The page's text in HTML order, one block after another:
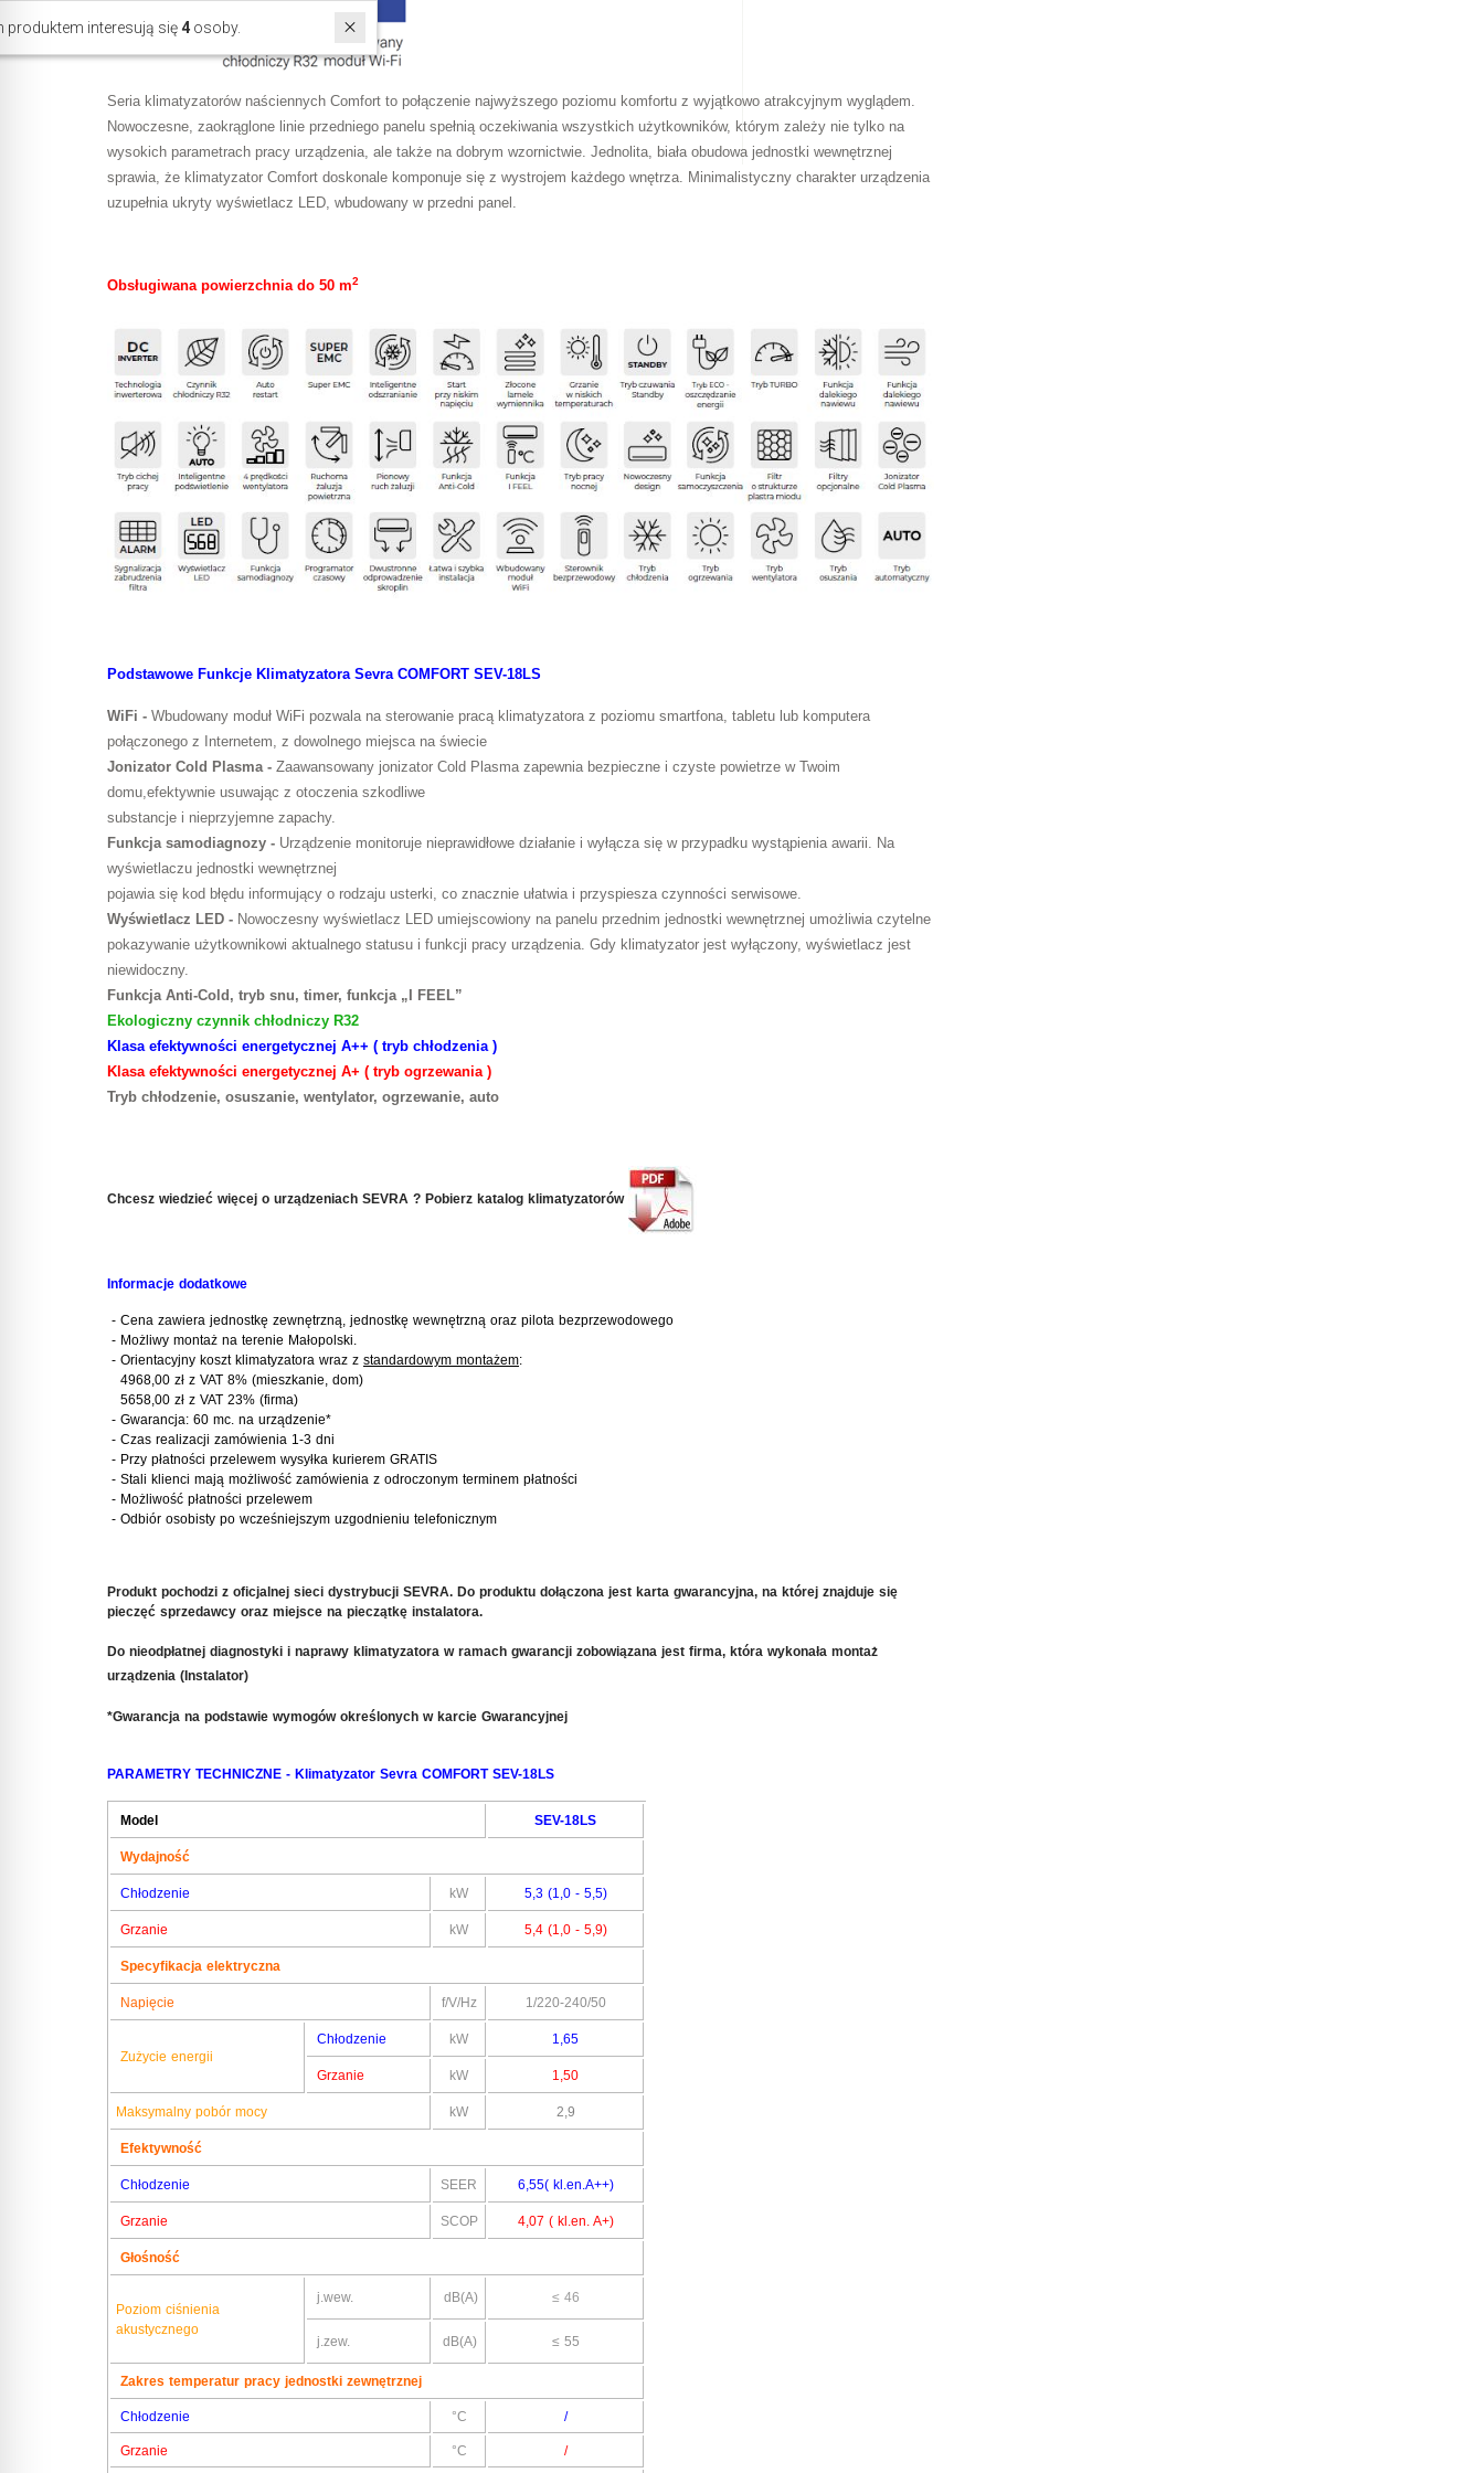
Seria klimatyzatorów naściennych Comfort to połączenie najwyższego poziomu komfortu z wyjątkowo atrakcyjnym wyglądem.
Nowoczesne, zaokrąglone linie przedniego panelu spełnią oczekiwania wszystkich użytkowników, którym zależy nie tylko na
wysokich parametrach pracy urządzenia, ale także na dobrym wzornictwie. Jednolita, biała obudowa jednostki wewnętrznej
sprawia, że klimatyzator Comfort doskonale komponuje się z wystrojem każdego wnętrza. Minimalistyczny charakter urządzenia
uzupełnia ukryty wyświetlacz LED, wbudowany w przedni panel.
Obsługiwana powierzchnia do 50 m2
Podstawowe Funkcje Klimatyzatora Sevra COMFORT SEV-18LS
WiFi - Wbudowany moduł WiFi pozwala na sterowanie pracą klimatyzatora z poziomu smartfona, tabletu lub komputera
połączonego z Internetem, z dowolnego miejsca na świecie
Jonizator Cold Plasma - Zaawansowany jonizator Cold Plasma zapewnia bezpieczne i czyste powietrze w Twoim
domu,efektywnie usuwając z otoczenia szkodliwe
substancje i nieprzyjemne zapachy.
Funkcja samodiagnozy - Urządzenie monitoruje nieprawidłowe działanie i wyłącza się w przypadku wystąpienia awarii. Na
wyświetlaczu jednostki wewnętrznej
pojawia się kod błędu informujący o rodzaju usterki, co znacznie ułatwia i przyspiesza czynności serwisowe.
Wyświetlacz LED - Nowoczesny wyświetlacz LED umiejscowiony na panelu przednim jednostki wewnętrznej umożliwia czytelne
pokazywanie użytkownikowi aktualnego statusu i funkcji pracy urządzenia. Gdy klimatyzator jest wyłączony, wyświetlacz jest
niewidoczny.
Funkcja Anti-Cold, tryb snu, timer, funkcja „I FEEL”
Ekologiczny czynnik chłodniczy R32
Klasa efektywności energetycznej A++ ( tryb chłodzenia )
Klasa efektywności energetycznej A+ ( tryb ogrzewania )
Tryb chłodzenie, osuszanie, wentylator, ogrzewanie, auto
Chcesz wiedzieć więcej o urządzeniach SEVRA ? Pobierz katalog klimatyzatorów
Informacje dodatkowe
- Cena zawiera jednostkę zewnętrzną, jednostkę wewnętrzną oraz pilota bezprzewodowego
- Możliwy montaż na terenie Małopolski.
- Orientacyjny koszt klimatyzatora wraz z standardowym montażem:
4968,00 zł z VAT 8% (mieszkanie, dom)
5658,00 zł z VAT 23% (firma)
- Gwarancja: 60 mc. na urządzenie*
- Czas realizacji zamówienia 1-3 dni
- Przy płatności przelewem wysyłka kurierem GRATIS
- Stali klienci mają możliwość zamówienia z odroczonym terminem płatności
- Możliwość płatności przelewem
- Odbiór osobisty po wcześniejszym uzgodnieniu telefonicznym
Produkt pochodzi z oficjalnej sieci dystrybucji SEVRA. Do produktu dołączona jest karta gwarancyjna, na której znajduje się
pieczęć sprzedawcy oraz miejsce na pieczątkę instalatora.
Do nieodpłatnej diagnostyki i naprawy klimatyzatora w ramach gwarancji zobowiązana jest firma, która wykonała montaż
urządzenia ( Instalator)
*Gwarancja na podstawie wymogów określonych w karcie Gwarancyjnej
PARAMETRY TECHNICZNE - Klimatyzator Sevra COMFORT SEV-18LS
Model SEV-18LS
Wydajność
Chłodzenie kW 5,3 (1,0 - 5,5)
Grzanie kW 5,4 (1,0 - 5,9)
Specyfikacja elektryczna
Napięcie f/V/Hz 1/220-240/50
Zużycie energii
Chłodzenie kW 1,65
Grzanie kW 1,50
Maksymalny pobór mocy kW 2,9
Efektywność
Chłodzenie SEER 6,55( kl.en.A++)
Grzanie SCOP 4,07 ( kl.en. A+)
Głośność
Poziom ciśnienia
akustycznego
j.wew. dB(A) ≤ 46
j.zew. dB(A) ≤ 55
Zakres temperatur pracy jednostki zewnętrznej
Chłodzenie °C /
Grzanie °C /
W ostatnich 30 dniach produktem interesują się 4osoby.